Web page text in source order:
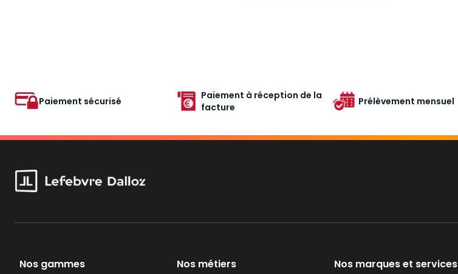
Paiement sécurisé
Paiement à réception de la
facture
Prélèvement mensuel
Nos gammes Nos métiers Nos marques et services